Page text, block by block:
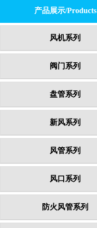
产品展示/Products
风机系列
阀门系列
盘管系列
新风系列
风管系列
风口系列
防火风管系列